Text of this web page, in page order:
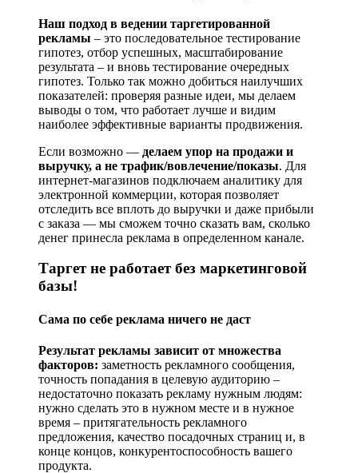
Наш подход в ведении таргетированной
рекламы – это последовательное тестирование
гипотез, отбор успешных, масштабирование
результата – и вновь тестирование очередных
гипотез. Только так можно добиться наилучших
показателей: проверяя разные идеи, мы делаем
выводы о том, что работает лучше и видим
наиболее эффективные варианты продвижения.
Если возможно — делаем упор на продажи и
выручку, а не трафик/вовлечение/показы. Для
интернет-магазинов подключаем аналитику для
электронной коммерции, которая позволяет
отследить все вплоть до выручки и даже прибыли
с заказа — мы сможем точно сказать вам, сколько
денег принесла реклама в определенном канале.
Таргет не работает без маркетинговой
базы!
Сама по себе рекла­ма ниче­го не даст
Результат рекламы зависит от множества
факторов: заметность рекламного сообщения,
точность попадания в целевую аудиторию –
недостаточно показать рекламу нужным людям:
нужно сделать это в нужном месте и в нужное
время – притягательность рекламного
предложения, качество посадочных страниц и, в
конце концов, конкурентоспособность вашего
продукта.